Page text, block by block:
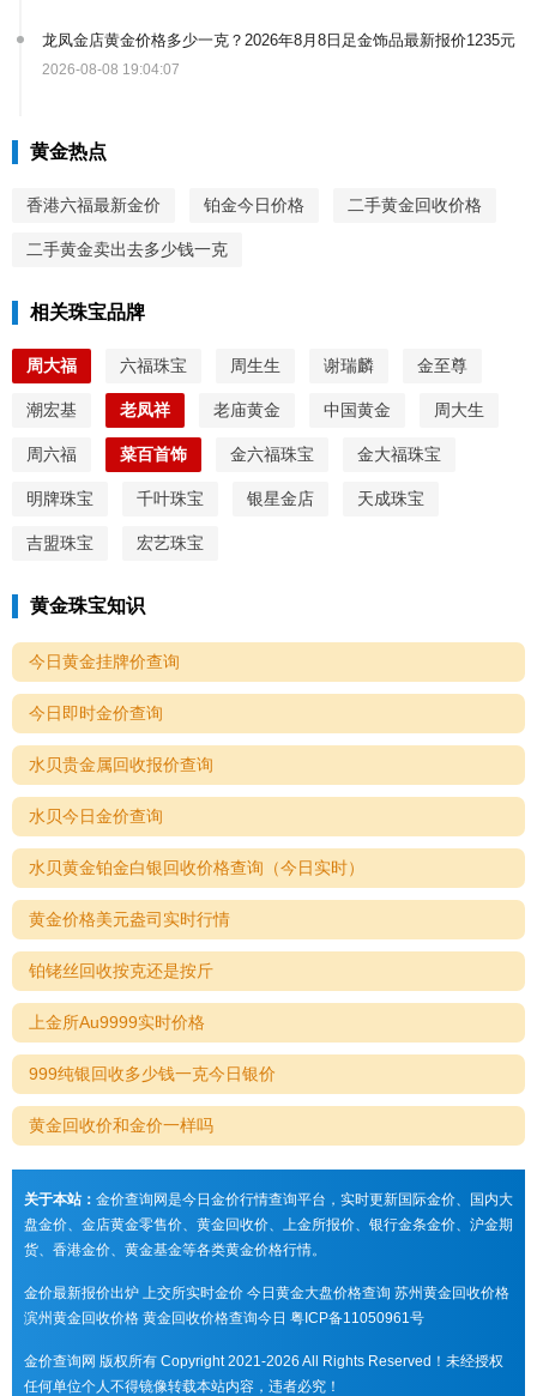
龙凤金店黄金价格多少一克？2026年8月8日足金饰品最新报价1235元
2026-08-08 19:04:07
黄金热点
香港六福最新金价 铂金今日价格 二手黄金回收价格
二手黄金卖出去多少钱一克
相关珠宝品牌
周大福 六福珠宝 周生生 谢瑞麟 金至尊
潮宏基 老凤祥 老庙黄金 中国黄金 周大生
周六福 菜百首饰 金六福珠宝 金大福珠宝
明牌珠宝 千叶珠宝 银星金店 天成珠宝
吉盟珠宝 宏艺珠宝
黄金珠宝知识
今日黄金挂牌价查询
今日即时金价查询
水贝贵金属回收报价查询
水贝今日金价查询
水贝黄金铂金白银回收价格查询（今日实时）
黄金价格美元盎司实时行情
铂铑丝回收按克还是按斤
上金所Au9999实时价格
999纯银回收多少钱一克今日银价
黄金回收价和金价一样吗
关于本站： 金价查询网是今日金价行情查询平台，实时更新国际金价、国内大
盘金价、金店黄金零售价、黄金回收价、上金所报价、银行金条金价、沪金期
货、香港金价、黄金基金等各类黄金价格行情。
金价最新报价出炉 上交所实时金价 今日黄金大盘价格查询 苏州黄金回收价格
滨州黄金回收价格 黄金回收价格查询今日 粤ICP备11050961号
金价查询网 版权所有 Copyright 2021-2026 All Rights Reserved！未经授权
任何单位个人不得镜像转载本站内容，违者必究！